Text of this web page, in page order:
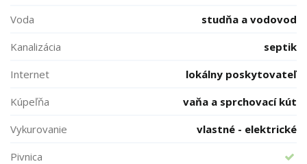
Voda
studňa a vodovod
Kanalizácia
septik
Internet
lokálny poskytovateľ
Kúpeľňa
vaňa a sprchovací kút
Vykurovanie
vlastné - elektrické
Pivnica